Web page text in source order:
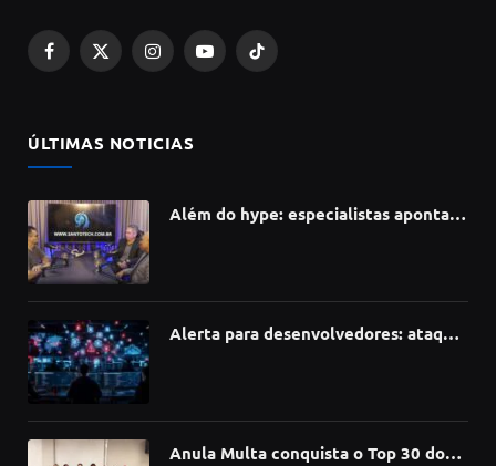
Facebook
X
InstagramYouTubeTikTok
ÚLTIMAS NOTICIAS
Além do hype: especialistas apontam
Alerta para desenvolvedores: ataque
Anula Multa conquista o Top 30 do